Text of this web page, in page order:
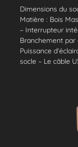
Dimensions du
Matière : Bois
– Interrupteur
Branchement par
Puissance
socle – Le câble